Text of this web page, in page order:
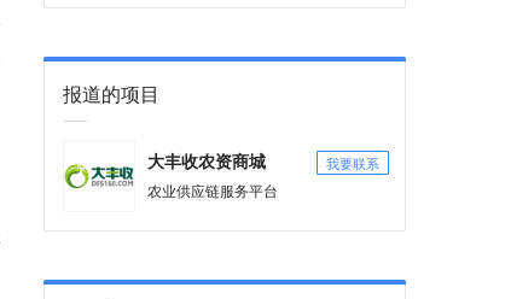
报道的项目
大丰收农资商城 我要联系
农业供应链服务平台